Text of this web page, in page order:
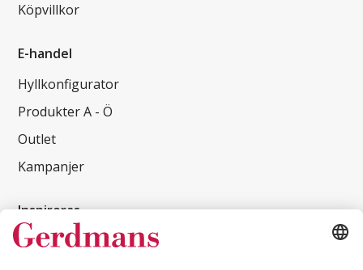
Köpvillkor
E-handel
Hyllkonfigurator
Produkter A - Ö
Outlet
Kampanjer
Inspireras
Kundcase